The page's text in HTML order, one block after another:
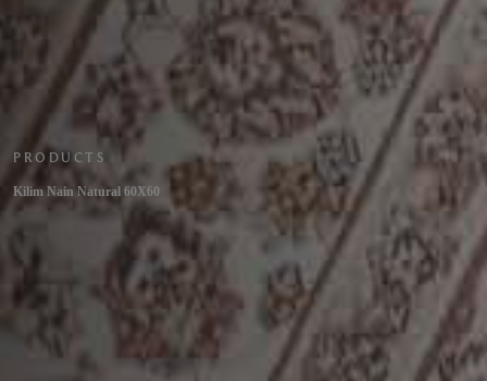
PRODUCTS
Kilim Nain Natural 60X60